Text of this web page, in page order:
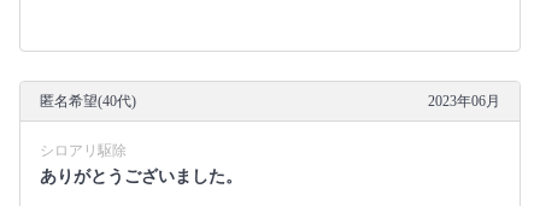
匿名希望(40代) 2023年06月
シロアリ駆除
ありがとうございました。